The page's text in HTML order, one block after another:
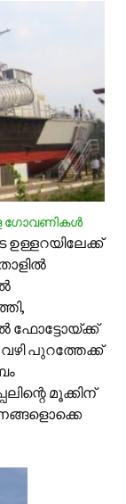
ഗോവണികള്‍
ഉള്ളറയിലേക്ക്
ഫോട്ടോയ്ക്ക്
പുറത്തേക്ക്
മൂക്കിന്